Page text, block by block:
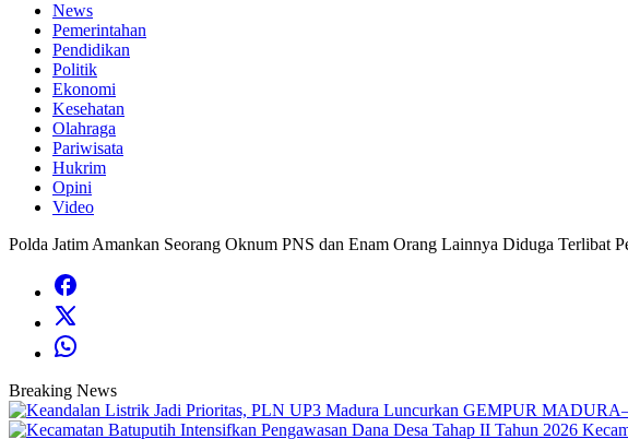
News
Pemerintahan
Pendidikan
Politik
Ekonomi
Kesehatan
Olahraga
Pariwisata
Hukrim
Opini
Video
Polda Jatim Amankan Seorang Oknum PNS dan Enam Orang Lainnya Diduga Terlibat
Breaking News